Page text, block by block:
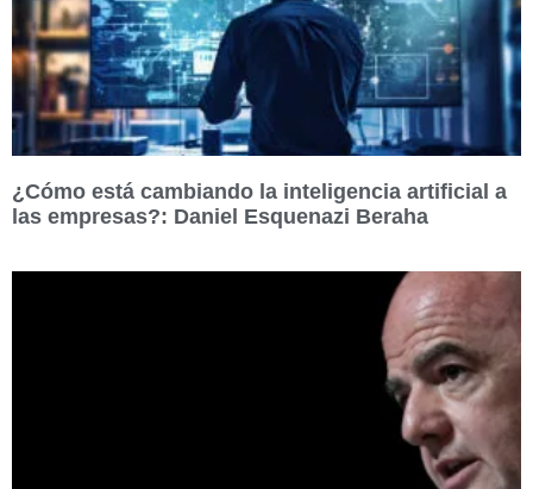
¿Cómo está cambiando la inteligencia artificial a
las empresas?: Daniel Esquenazi Beraha